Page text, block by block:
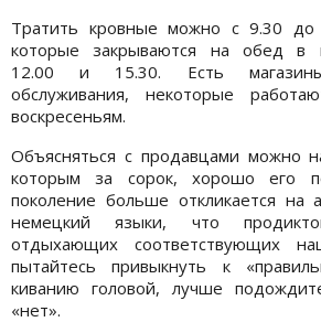
Тратить кровные можно с 9.30 до
которые закрываются на обед в
12.00 и 15.30. Есть магазины
обслуживания, некоторые
воскресеньям.
Объясняться с продавцами можно
которым за сорок, хорошо его
поколение больше откликается на
немецкий языки, что
отдыхающих соответствующих
пытайтесь привыкнуть к
киванию головой, лучше
«нет».